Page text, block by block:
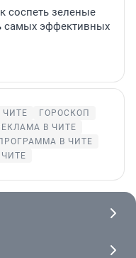
соспеть зеленые
эффективных
ЧИТЕ
ГОРОСКОП
В ЧИТЕ
В ЧИТЕ